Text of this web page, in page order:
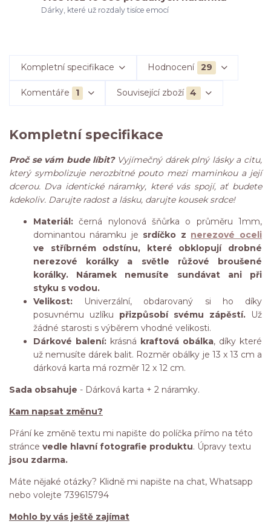
Dárky, které už rozdaly tisíce emocí
Kompletní specifikace Hodnocení 29
Komentáře 1 Související zboží 4
Kompletní specifikace
Proč se vám bude líbit? Vyjímečný dárek plný lásky a citu,
který symbolizuje nerozbitné pouto mezi maminkou a její
dcerou. Dva identické náramky, které vás spojí, ať budete
kdekoliv. Darujte radost a lásku, darujte kousek srdce!
Materiál: černá nylonová šňůrka o průměru 1mm,
dominantou náramku je srdíčko z nerezové oceli
ve stříbrném odstínu, které obklopují drobné
nerezové korálky a světle růžové broušené
korálky. Náramek nemusíte sundávat ani při
styku s vodou.
Velikost:
Univerzální, obdarovaný si ho díky
posuvnému uzlíku přizpůsobí svému zápěstí.Už
žádné starosti s výběrem vhodné velikosti.
Dárkové balení: krásná kraftová obálka, díky které
už nemusíte dárek balit. Rozměr obálky je 13 x 13 cm a
dárková karta má rozměr 12 x 12 cm.
Sada obsahuje - Dárková karta + 2 náramky.
Kam napsat změnu?
Přání ke změně textu mi napište do políčka přímo na této
stránce vedle hlavní fotografie produktu. Úpravy textu
jsou zdarma.
Máte nějaké otázky? Klidně mi napište na chat, Whatsapp
nebo volejte 739615794
Mohlo by vás ještě zajímat